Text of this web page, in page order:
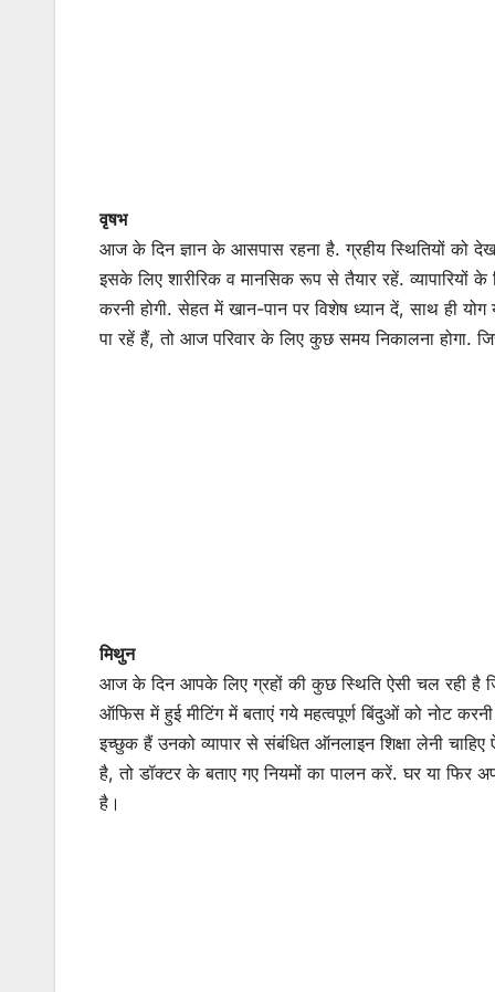
वृषभ
आज के दिन ज्ञान के आसपास रहना है. ग्रहीय स्थितियों को
इसके लिए शारीरिक व मानसिक रूप से तैयार रहें. व्यापारियों के
करनी होगी. सेहत में खान-पान पर विशेष ध्यान दें, साथ ही
पा रहें हैं, तो आज परिवार के लिए कुछ समय निकालना होगा.
मिथुन
आज के दिन आपके लिए ग्रहों की कुछ स्थिति ऐसी चल रही है
ऑफिस में हुई मीटिंग में बताएं गये महत्वपूर्ण बिंदुओं को नोट
इच्छुक हैं उनको व्यापार से संबंधित ऑनलाइन शिक्षा लेनी
है, तो डॉक्टर के बताए गए नियमों का पालन करें. घर या फिर
है।